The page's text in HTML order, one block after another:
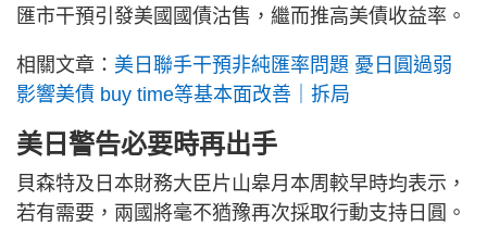
匯市干預引發美國國債沽售，繼而推高美債收益率。
相關文章： 美日聯手干預非純匯率問題 憂日圓過弱
影響美債 buy time等基本面改善｜拆局
美日警告必要時再出手
貝森特及日本財務大臣片山皋月本周較早時均表示，
若有需要，兩國將毫不猶豫再次採取行動支持日圓。